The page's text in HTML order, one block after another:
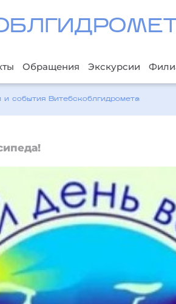
Обращения Экскурсии
и события Bитебскоблгидромета